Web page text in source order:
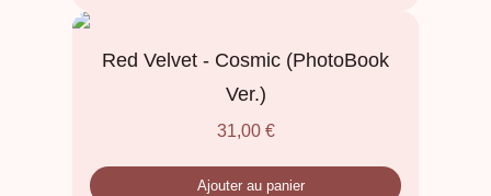
Red Velvet - Cosmic (PhotoBook
Ver.)
31,00 €
Ajouter au panier